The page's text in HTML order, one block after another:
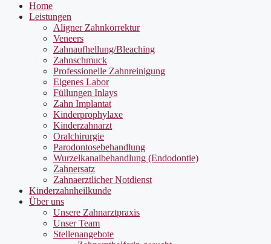
Home
Leistungen
Aligner Zahnkorrektur
Veneers
Zahnaufhellung/Bleaching
Zahnschmuck
Professionelle Zahnreinigung
Eigenes Labor
Füllungen Inlays
Zahn Implantat
Kinderprophylaxe
Kinderzahnarzt
Oralchirurgie
Parodontosebehandlung
Wurzelkanalbehandlung (Endodontie)
Zahnersatz
Zahnaerztlicher Notdienst
Kinderzahnheilkunde
Über uns
Unsere Zahnarztpraxis
Unser Team
Stellenangebote